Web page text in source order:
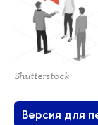
Shutterstock
Версия для